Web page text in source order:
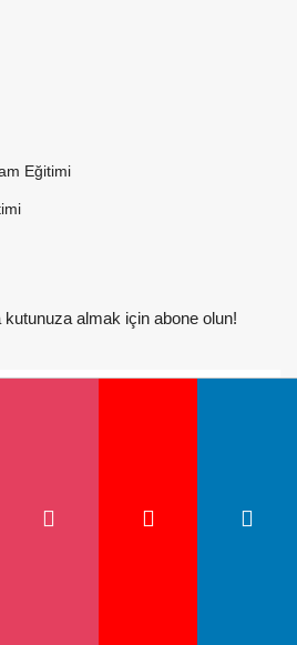
Eğitimi
almak için abone olun!